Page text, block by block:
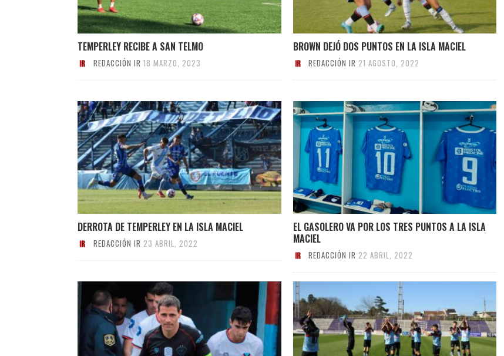
TEMPERLEY RECIBE A SAN TELMO
REDACCIÓN IR 18 MARZO, 2023
BROWN DEJÓ DOS PUNTOS EN LA ISLA MACIEL
REDACCIÓN IR 21 AGOSTO, 2022
DERROTA DE TEMPERLEY EN LA ISLA MACIEL
REDACCIÓN IR 23 ABRIL, 2022
EL GASOLERO VA POR LOS TRES PUNTOS A LA ISLA
MACIEL
REDACCIÓN IR 22 ABRIL, 2022